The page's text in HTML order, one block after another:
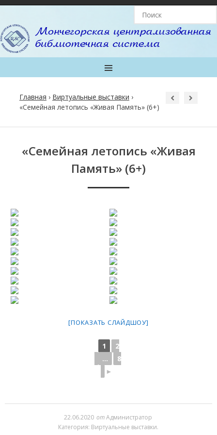
MENU
Главная › Виртуальные выставки ›
«Семейная летопись «Живая Память» (6+)
«Семейная летопись «Живая
Память» (6+)
[ПОКАЗАТЬ СЛАЙДШОУ]
1
2
...
8
►
22.06.2020 отАдминистратор
Категория: Виртуальные выставки.
navigation